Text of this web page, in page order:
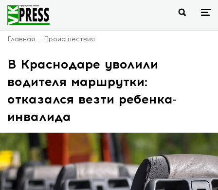
Главная Происшествия
В Краснодаре уволили
водителя маршрутки:
отказался везти ребенка-
инвалида